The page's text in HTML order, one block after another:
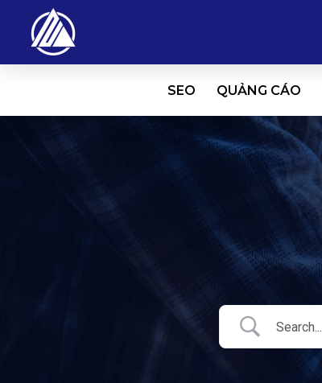
SEO QUẢNG CÁO